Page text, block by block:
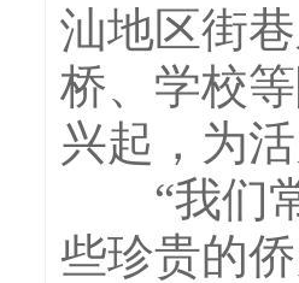
汕地区街
桥、学校
兴起，为
“我们常
些珍贵的